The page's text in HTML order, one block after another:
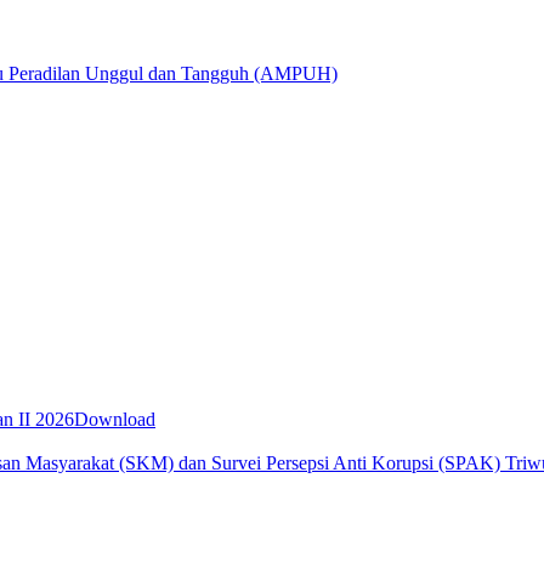
Peradilan Unggul dan Tangguh (AMPUH)
II 2026Download
Masyarakat (SKM) dan Survei Persepsi Anti Korupsi (SPAK)